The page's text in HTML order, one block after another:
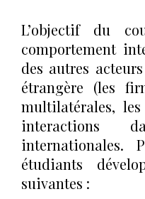
L’objectif du
comportement
des autres
étrangère (les
multilatérales,
interactions
internationales.
étudiants
suivantes :